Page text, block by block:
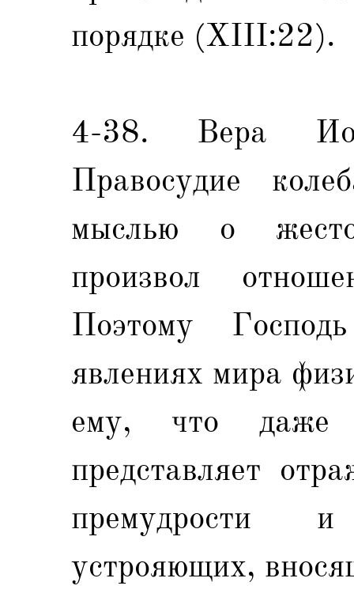
порядке (XIII:22).
4-38. Вера
Правосудие
мыслью о
произвол
Поэтому
явлениях мира
ему, что даже
представляет
премудрости
устрояющих,